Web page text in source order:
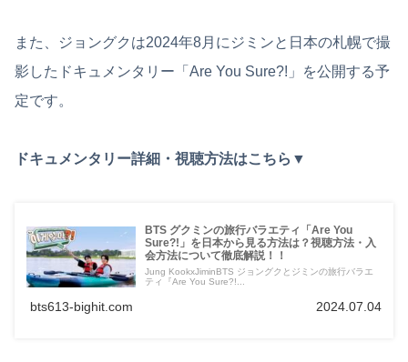
また、ジョングクは2024年8月にジミンと日本の札幌で撮
影したドキュメンタリー「Are You Sure?!」を公開する予
定です。
ドキュメンタリー詳細・視聴方法はこちら▼
BTS グクミンの旅行バラエティ「Are You
Sure?!」を日本から見る方法は？視聴方法・入
会方法について徹底解説！！
Jung KookxJiminBTS ジョングクとジミンの旅行バラエ
ティ『Are You Sure?!...
bts613-bighit.com 2024.07.04